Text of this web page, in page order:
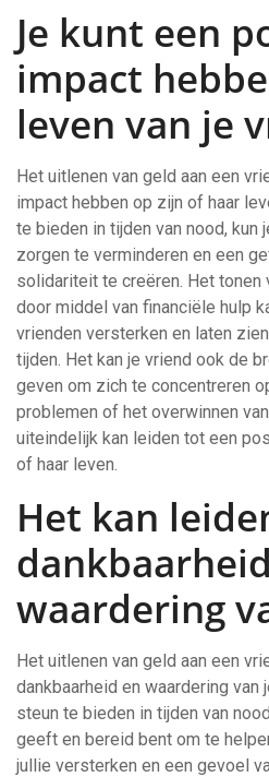
Je kunt een
impact
leven van je
Het uitlenen van geld aan een
impact hebben op zijn of haar
te bieden in tijden van nood, kun
zorgen te verminderen en een
solidariteit te creëren. Het tonen
door middel van financiële hulp
vrienden versterken en laten
tijden. Het kan je vriend ook de
geven om zich te concentreren
problemen of het overwinnen
uiteindelijk kan leiden tot een
of haar leven.
Het kan
waardering
Het uitlenen van geld aan een
dankbaarheid en waardering van
steun te bieden in tijden van
geeft en bereid bent om te
jullie versterken en een gevoel